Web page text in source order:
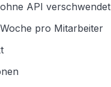
API verschwendet
pro Mitarbeiter